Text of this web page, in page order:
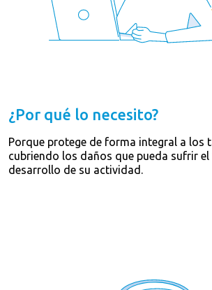
¿Por qué lo necesito?
Porque protege de forma integral a los
cubriendo los daños que pueda sufrir el
desarrollo de su actividad.